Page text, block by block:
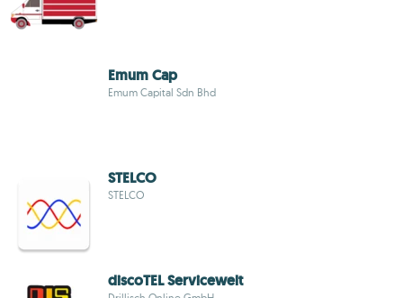
Emum Cap
Emum Capital Sdn Bhd
STELCO
STELCO
discoTEL Servicewelt